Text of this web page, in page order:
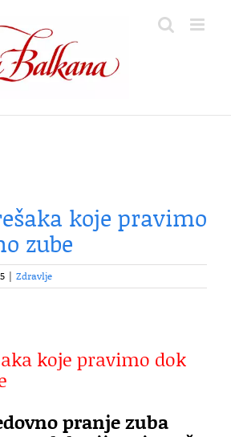
koje pravimo
zube
Zdravlje
koje pravimo dok
pranje zuba